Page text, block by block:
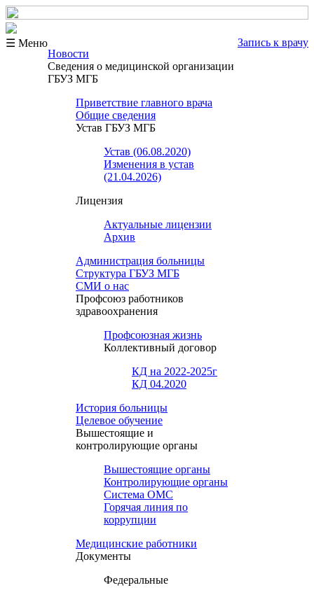
☰ Меню
Запись к врачу
Новости
Сведения о медицинской организации
ГБУЗ МГБ
Приветствие главного врача
Общие сведения
Устав ГБУЗ МГБ
Устав (06.08.2020)
Изменения в устав
(21.04.2026)
Лицензия
Актуальные лицензии
Архив
Администрация больницы
Структура ГБУЗ МГБ
СМИ о нас
Профсоюз работников
здравоохранения
Профсоюзная жизнь
Коллективный договор
КД на 2022-2025г
КД 04.2020
История больницы
Целевое обучение
Вышестоящие и
контролирующие органы
Вышестоящие органы
Контролирующие органы
Система ОМС
Горячая линия по
коррупции
Медицинские работники
Документы
Федеральные